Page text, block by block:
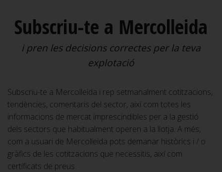
Subscriu-te a Mercolleida
i pren les decisions correctes per la teva
explotació
Subscriu-te a Mercolleida i rep setmanalment cotitzacions,
tendències, comentaris del sector, així com totes les
informacions de mercat imprescindibles per a la gestió
dels sectors que habitualment operen a la llotja. A més,
com a usuari de Mercolleida pots demanar històrics i / o
gràfics de les cotitzacions que necessitis, així com
certificats de preus.